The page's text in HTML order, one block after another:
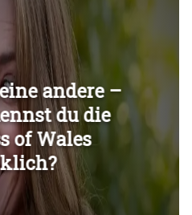
Überspringen